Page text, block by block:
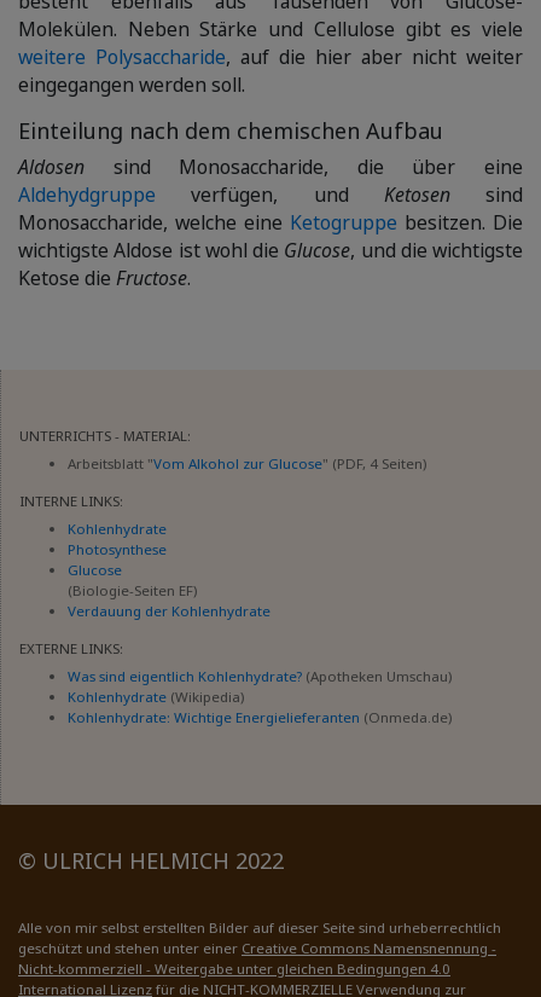
Molekülen. Neben Stärke und Cellulose gibt es viele
weitere Polysaccharide, auf die hier aber nicht weiter
eingegangen werden soll.
Einteilung nach dem chemischen Aufbau
Aldosen sind Monosaccharide, die über eine
Aldehydgruppe verfügen, und Ketosensind
Monosaccharide, welche eine Ketogruppe besitzen. Die
wichtigste Aldose ist wohl die Glucose, und die wichtigste
Ketose die Fructose.
UNTERRICHTS - MATERIAL:
Arbeitsblatt "Vom Alkohol zur Glucose" (PDF, 4 Seiten)
INTERNE LINKS:
Kohlenhydrate
Photosynthese
Glucose
(Biologie-Seiten EF)
Verdauung der Kohlenhydrate
EXTERNE LINKS:
Was sind eigentlich Kohlenhydrate? (Apotheken Umschau)
Kohlenhydrate (Wikipedia)
Kohlenhydrate: Wichtige Energielieferanten (Onmeda.de)
© ULRICH HELMICH 2022
Alle von mir selbst erstellten Bilder auf dieser Seite sind urheberrechtlich
geschützt und stehen unter einer Creative Commons Namensnennung -
Nicht-kommerziell - Weitergabe unter gleichen Bedingungen 4.0
International Lizenz für die NICHT-KOMMERZIELLE Verwendung zur